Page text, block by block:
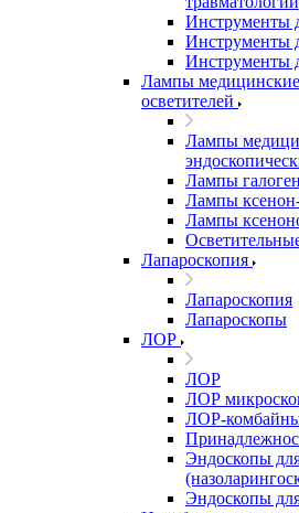
Инструменты
Инструменты
Инструменты
Лампы медицинские
осветителей
Лампы
Лампы
Лампы
Лампы
Лапароскопия
Лапароскопия
Лапароскопы
ЛОР
ЛОР
ЛОР
ЛОР-
Эндоскопы
Эндоскопы